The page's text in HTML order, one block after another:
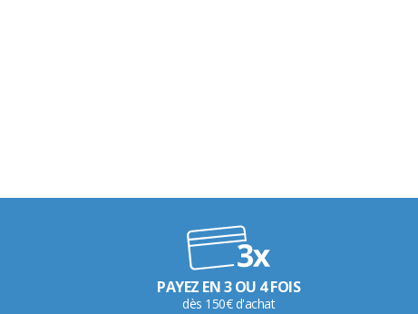
PAYEZ EN 3 OU 4 FOIS
dès 150€ d'achat